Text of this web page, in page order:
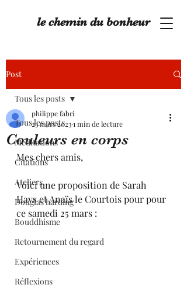
le chemin du bonheur
Post
Tous les posts
Méditations
Citations
Ateliers
Douglas harding
Bouddhisme
Retournement du regard
Expériences
Réflexions
Tous les posts
Couleurs en corps
philippe fabri
23 mars 20231 min de lecture
Mes chers amis,
Voici une proposition de Sarah
Hays et Anaïs le Courtois pour pour
ce samedi 25 mars :